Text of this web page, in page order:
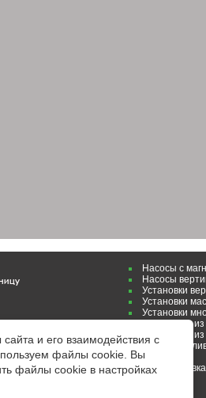
и его взаимодействия с
файлы cookie. Вы
файлы cookie в настройках
Насосы с
Насосы
Установки
Установки
Установки
Картриджи
Картриджи
Заметки
On-line заявка